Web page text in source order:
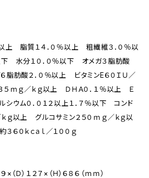
以上 脂質１４．０％以上 粗繊維３．０％以
水分１０．０％以下 オメガ３脂肪酸
脂肪酸２．０％以上 ビタミンE６０ＩＵ／
５ｍｇ／ｋｇ以上 ＤＨＡ０．１％以上 Ｅ
シウム０．０１２以上１．７％以下 コンド
ｇ以上 グルコサミン２５０ｍｇ／ｋｇ以
６０ｋｃａｌ／１００ｇ
×（Ｄ）１２７×（Ｈ）６８６（ｍｍ）